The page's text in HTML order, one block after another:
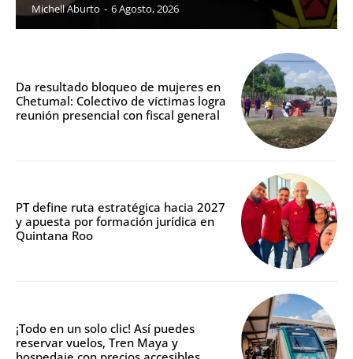
Michell Aburto - 6 Agosto, 2026
Da resultado bloqueo de mujeres en
Chetumal: Colectivo de víctimas logra
reunión presencial con fiscal general
PT define ruta estratégica hacia 2027
y apuesta por formación jurídica en
Quintana Roo
¡Todo en un solo clic! Así puedes
reservar vuelos, Tren Maya y